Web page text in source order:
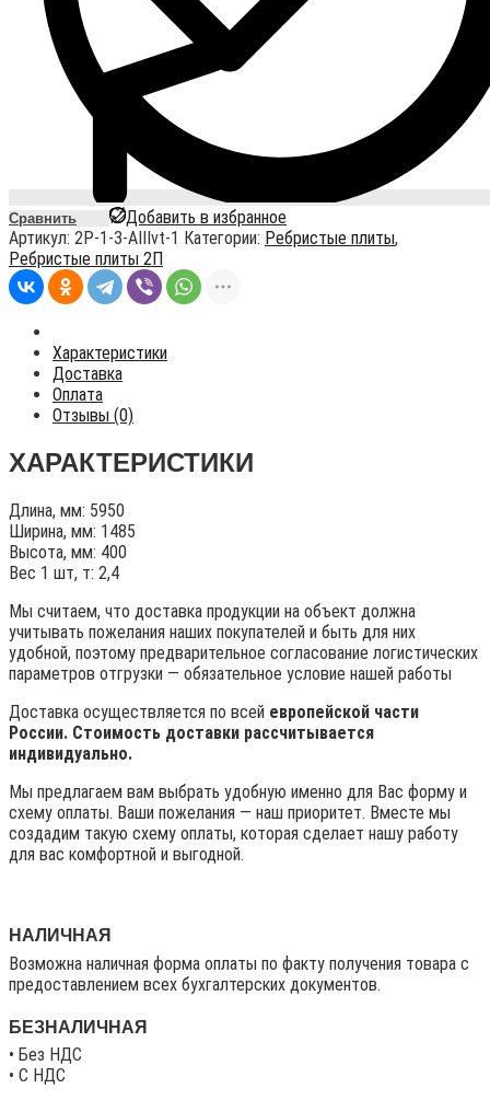
Сравнить
Добавить в избранное
Артикул: 2P-1-3-AIIIvt-1 Категории: Ребристые плиты,
Ребристые плиты 2П
Характеристики
Доставка
Оплата
Отзывы (0)
ХАРАКТЕРИСТИКИ
Длина, мм: 5950
Ширина, мм: 1485
Высота, мм: 400
Вес 1 шт, т: 2,4
Мы считаем, что доставка продукции на объект должна
учитывать пожелания наших покупателей и быть для них
удобной, поэтому предварительное согласование логистических
параметров отгрузки — обязательное условие нашей работы
Доставка осуществляется по всей европейской части
России. Стоимость доставки рассчитывается
индивидуально.
Мы предлагаем вам выбрать удобную именно для Вас форму и
схему оплаты. Ваши пожелания — наш приоритет. Вместе мы
создадим такую схему оплаты, которая сделает нашу работу
для вас комфортной и выгодной.
НАЛИЧНАЯ
Возможна наличная форма оплаты по факту получения товара с
предоставлением всех бухгалтерских документов.
БЕЗНАЛИЧНАЯ
• Без НДС
• C НДС